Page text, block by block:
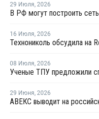
29 Июля, 2026
16 Июля, 2026
08 Июля, 2026
29 Июня, 2026